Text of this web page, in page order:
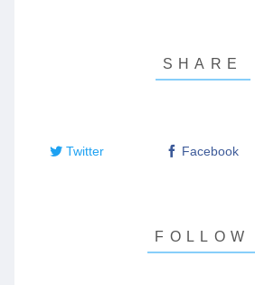
Twitter Facebook